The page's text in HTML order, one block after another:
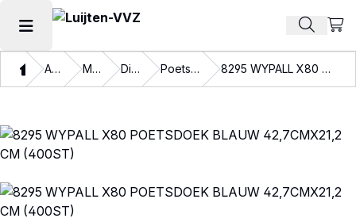
Hoofdmenu openen Zoek
ThuisAssortiment Materialen Disposables Poetspapier en doeken 8295 WYPALL X80 POETSDOEK BLAUW 42,7CMX21,2 CM (400ST)